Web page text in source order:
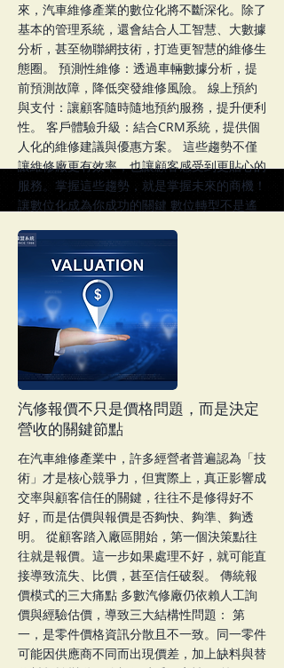
來，汽車維修產業的數位化將不斷深化。除了
基本的管理系統，還會結合人工智慧、大數據
分析，甚至物聯網技術，打造更智慧的維修生
態圈。 預測性維修：透過車輛數據分析，提
前預測故障，降低突發維修風險。 線上預約
與支付：讓顧客隨時隨地預約服務，提升便利
性。 客戶體驗升級：結合CRM系統，提供個
人化的維修建議與優惠方案。 這些趨勢不僅
讓維修廠更有效率，也讓顧客感受到更貼心的
服務。掌握這些趨勢，就是掌握未來的商機！
讓數位化成為你成功的關鍵 數位轉型不是遙
的目標。透過雲端汽修管理系統，你可以輕鬆
管理工單、庫存與客戶，提升整體營運效率。
別再猶豫了，現在就是改變的最佳時機！ 想
像一下，當你用最先進的工具管理你的汽修
廠，工作變得輕鬆，顧客滿意度飆升，業績自
然水漲船高。這不只是夢想，而是可以實現的
未來。快來擁抱數位化，讓你的汽修事業開啟
全新篇章吧！
More
汽修報價不只是價格問題，而是決定
營收的關鍵節點
在汽車維修產業中，許多經營者普遍認為「技
術」才是核心競爭力，但實際上，真正影響成
交率與顧客信任的關鍵，往往不是修得好不
好，而是估價與報價是否夠快、夠準、夠透
明。 從顧客踏入廠區開始，第一個決策點往
往就是報價。這一步如果處理不好，就可能直
接導致流失、比價，甚至信任破裂。 傳統報
價模式的三大痛點 多數汽修廠仍依賴人工詢
價與經驗估價，導致三大結構性問題： 第
一，是零件價格資訊分散且不一致。同一零件
可能因供應商不同而出現價差，加上缺料與替